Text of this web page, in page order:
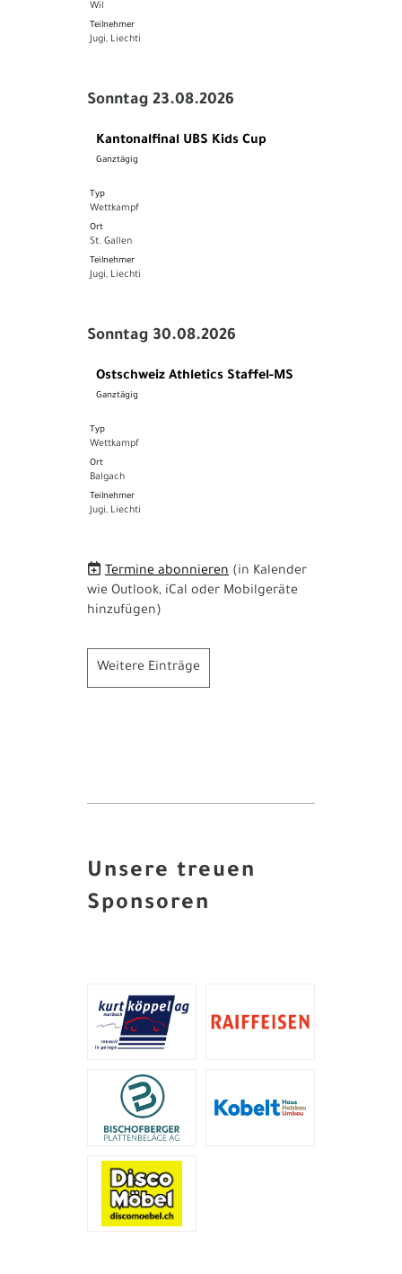
Wil
Teilnehmer
Jugi, Liechti
Sonntag 23.08.2026
Kantonalfinal UBS Kids Cup
Ganztägig
Typ
Wettkampf
Ort
St. Gallen
Teilnehmer
Jugi, Liechti
Sonntag 30.08.2026
Ostschweiz Athletics Staffel-MS
Ganztägig
Typ
Wettkampf
Ort
Balgach
Teilnehmer
Jugi, Liechti
Termine abonnieren (in Kalender
wie Outlook, iCal oder Mobilgeräte
hinzufügen)
Weitere Einträge
Unsere treuen
Sponsoren